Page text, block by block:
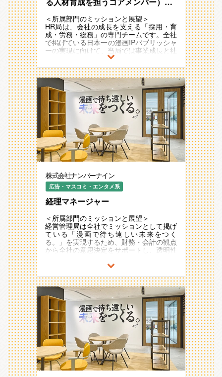
仕組みづくりから関われる
・ 裁量の大きさとスピード感 ：変化を楽
しみながらチャレンジできる
・ 採用広報の強化 ：自社ブランディング
を通じて、業界トップレベルの採用力を構
築
＜所属部門からのメッセージ＞
ナンバーナインは、漫画IPの価値を最大化
するために、最高の仲間と共に挑戦し続け
る会社です。
私たち採用チームは、単なる採用担当では
なく、会社の未来を創る役割を担っていま
採用は、会社の成長を左右する最重要ミッ
ションの一つ。どんな人材が必要なのか、
どうやって魅力を伝えるのか、どうすれば
活躍できる環境を整えられるのか。 すべ
てを考え、実行し、結果を出す。ここに
せる面白さがあります。
「採用を通じて、事業の未来を創る」とい
う強い想いを持っている方。 「成長フェ
ーズの企業で、自分の力を試したい」と思
っている方。そんな熱い「本気こそ愛」マ
インドをお持ちの方からのご応募をぜひお
待ちしています！
＜先輩社員インタビュー記事＞
https://note.com/lively_eagle718/n/ncf4bd3d76308
していただきます。
・育成プログラムの構築・強化
単なる「研修」を超え、未来のリーダーを
育てるための革新的なプログラムを設計・
実行し、全社にインパクトを与える。
社員全員のスキル向上を支える仕組みを整
え、効率的かつ魅力的な学びの環境を提
供。社員が成長できる「場」を作り上げま
・キャリア支援の推進
社員一人ひとりのキャリアを大切にし、最
大限に活躍できるように支援。あなたの手
で、社員が成長し続ける組織をつくり上げ
てください。
＜主な業務内容＞
ボーディング・キャリア開発）
・育成プログラムの設計・運用（リーダー
育成・スキル研修）
・社員の成長データの分析と活用
・社内講師・メンター制度の設計・運用
・学習文化の醸成（ナレッジ共有・勉強会
の企画）
＜やりがい・おもしろさ＞
・ IPO準備フェーズの人材育成に携われる
・ 育成の仕組みをゼロから創れる ：裁量
・ 社員の成長が会社の成長に直結 ：キャ
リア支援の醍醐味を味わえる
・ 学びの文化を根付かせ、会社の強さに
：組織の成長に貢献
＜所属部門からのメッセージ＞
ナンバーナインは、漫画IPの価値を最大化
するために、最高の仲間と共に挑戦し続け
る会社です。私たちHR局は、単なる管理
部門ではなく、社員の成長と会社の成長を
両立させる役割を担っています。
育成は、会社の未来を形作る重要なミッシ
＜所属部門のミッションと展望＞
HR局は、会社の成長を支える「採用・育
成・労務・総務」の専門チームです。全社
で掲げている日本一の漫画IPパブリッシャ
ーの実現に向けて、当局では事業成長と社
員成長を支える環境を作り上げることをミ
ッションとしています。
直近では、人事・総務領域をIPO水準に引
き上げることをマイルストーンに設定し、
社員一人ひとりが安心してパフォーマンス
を発揮できる労務環境・設備環境づくりに
取り組んでいます。
そして、中長期的には、日本一の漫画IPパ
ブリッシャーを支える『日本一のHR局』
の実現を目指します。
社員一人ひとりがやりがいや楽しさを最大
限に感じながら、おもしろい作品が生まれ
続ける環境を創り上げていきます。
＜本ポジションの役割／解決すべき課題＞
このポジションは、会社の成長戦略に直結
する人材育成を担うコアメンバーです。育
成担当として社員の成長をサポートし、育
成環境を支える重要な役割を担っていただ
現在の課題は育成プログラムの構築・強化
、研修・教育体系の整備、キャリア支援の
推進 、組織学習の促進。そこを一緒に突
破してくれる仲間を探しています。
・育成プログラム運営サポート（研修、オ
・研修や教育イベントの運営・調整
・社員のキャリア支援の一部サポート
・育成データの収集と簡単な分析
・学習支援ツールやシステムの運用サポー
ト
＜やりがい・おもしろさ＞
・社員成長を直接支援できる ：育成の一
環として、社員の成長を実感できる
・ ゼロから育成の仕組みを学べる ：成長
企業での学びと成長の機会
・ チームで協力し、成長をサポート ：育
株式会社ナンバーナイン
広告・マスコミ・エンタメ系
経理マネージャー
＜所属部門のミッションと展望＞
経営管理局は全社でミッションとして掲げ
ている「漫画で待ち遠しい未来をつく
る。」を実現するため、財務・会計の観点
から全社の意思決定をサポートし、透明性
現在、月次・年次決算の精度向上や業務効
率化を進めるとともに、IPOを見据えた財
務体制の構築を進行中です。急成長する事
業を経理面からしっかり支えるため、より
高度な経理体制・内部統制へ進化が必要な
フェーズに対して、経理部は日々改善を積
み重ねる姿勢をもって取り組んでいます。
中長期的には、経営に貢献する「攻めの経
理」へ進化すべく、スケールする経理体制
を一緒に築いていく仲間を募集していま
す。
＜本ポジションの役割／解決すべき課題＞
急成長を続ける同社にとって、「未来の成